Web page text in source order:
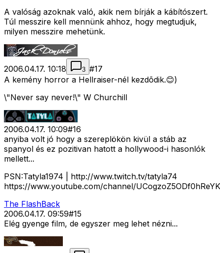
A valóság azoknak való, akik nem bírják a kábítószert.
Túl messzire kell mennünk ahhoz, hogy megtudjuk,
milyen messzire mehetünk.
2006.04.17. 10:18 3 #17
A kemény horror a Hellraiser-nél kezdõdik.😊)
\"Never say never!\" W Churchill
2006.04.17. 10:09#16
anyiba volt jó hogy a szereplökön kivül a stáb az
spanyol és ez pozitivan hatott a hollywood-i hasonlók
mellett...
PSN:Tatyla1974 | http://www.twitch.tv/tatyla74
https://www.youtube.com/channel/
The FlashBack
2006.04.17. 09:59#15
Elég gyenge film, de egyszer meg lehet nézni...